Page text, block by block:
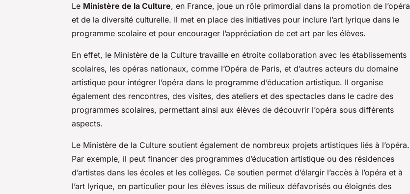
Le Ministère de la Culture, en France, joue un rôle primordial dans la promotion de l’opéra
et de la diversité culturelle. Il met en place des initiatives pour inclure l’art lyrique dans le
programme scolaire et pour encourager l’appréciation de cet art par les élèves.
En effet, le Ministère de la Culture travaille en étroite collaboration avec les établissements
scolaires, les opéras nationaux, comme l’Opéra de Paris, et d’autres acteurs du domaine
artistique pour intégrer l’opéra dans le programme d’éducation artistique. Il organise
également des rencontres, des visites, des ateliers et des spectacles dans le cadre des
programmes scolaires, permettant ainsi aux élèves de découvrir l’opéra sous différents
aspects.
Le Ministère de la Culture soutient également de nombreux projets artistiques liés à l’opéra.
Par exemple, il peut financer des programmes d’éducation artistique ou des résidences
d’artistes dans les écoles et les collèges. Ce soutien permet d’élargir l’accès à l’opéra et à
l’art lyrique, en particulier pour les élèves issus de milieux défavorisés ou éloignés des